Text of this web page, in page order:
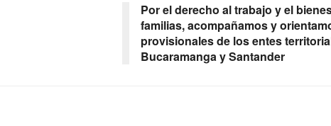
Por el derecho al trabajo y el
familias, acompañamos y
provisionales de los entes
Bucaramanga y Santander